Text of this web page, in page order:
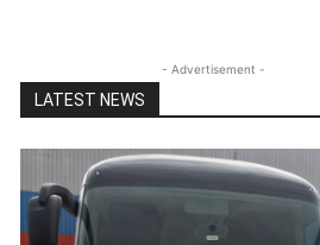
- Advertisement -
LATEST NEWS